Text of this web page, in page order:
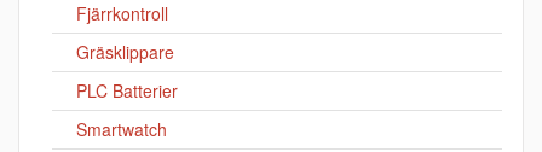
Fjärrkontroll
Gräsklippare
PLC Batterier
Smartwatch